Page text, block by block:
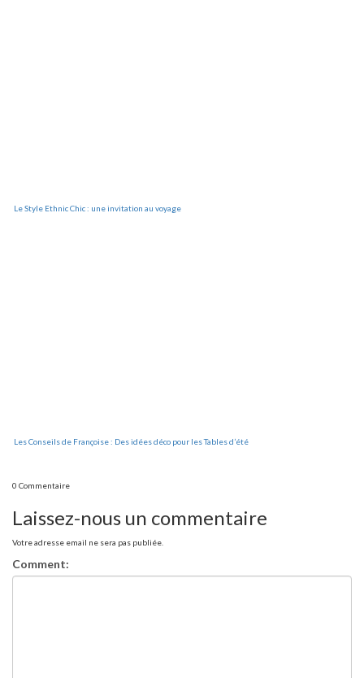
Le Style Ethnic Chic : une invitation au voyage
Les Conseils de Françoise : Des idées déco pour les Tables d’été
0 Commentaire
Laissez-nous un commentaire
Votre adresse email ne sera pas publiée.
Comment: